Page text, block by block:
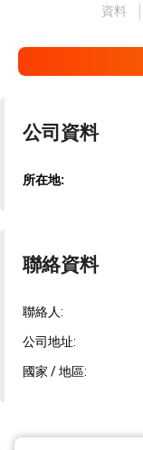
資料
公司資料
所在地:
聯絡資料
聯絡人:
公司地址:
國家 / 地區: